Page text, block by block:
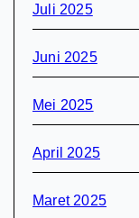
Juli 2025
Juni 2025
Mei 2025
April 2025
Maret 2025